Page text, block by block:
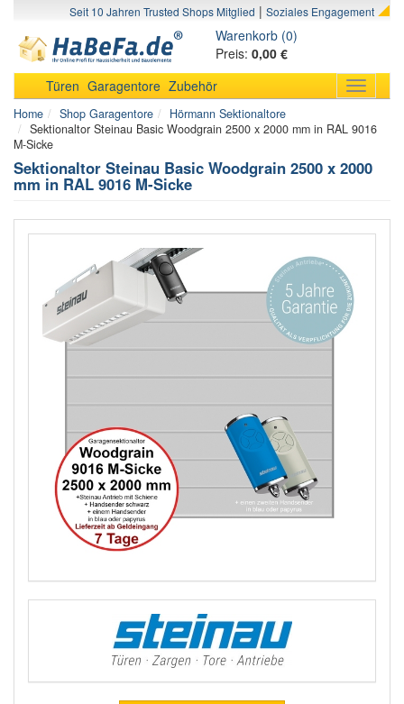
Seit 10 Jahren Trusted Shops Mitglied | Soziales Engagement
Warenkorb (0)
Preis: 0,00 €
Toggle
Türen Garagentore Zubehör
Home Shop Garagentore
Hörmann Sektionaltore
Sektionaltor Steinau Basic Woodgrain 2500 x 2000 mm in RAL 9016
M-Sicke
Sektionaltor Steinau Basic Woodgrain 2500 x 2000
mm in RAL 9016 M-Sicke